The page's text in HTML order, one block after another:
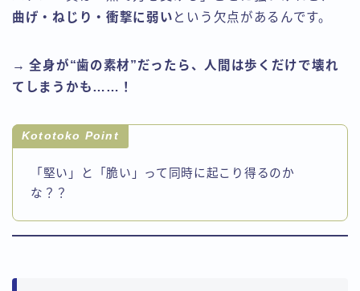
曲げ・ねじり・衝撃に弱い という欠点があるんです。
→全身が“歯の素材”だったら、人間は歩くだけで壊れ
てしまうかも……！
Kototoko Point
「堅い」と「脆い」って同時に起こり得るのか
な？？